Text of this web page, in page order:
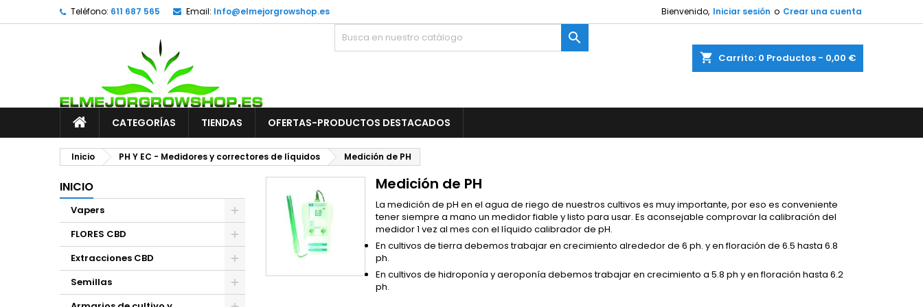
Teléfono: 611 687 565 Email: Info@elmejorgrowshop.es Bienvenido, Iniciar sesión o Crear una cuenta
shopping_cart Carrito: 0 Productos - 0,00 €

CATEGORÍAS TIENDAS OFERTAS-PRODUCTOS DESTACADOS
Inicio PH Y EC - Medidores y correctores de líquidos Medición de PH
INICIO
Vapers
FLORES CBD
Extracciones CBD
Semillas
Medición de PH
La medición de pH en el agua de riego de nuestros cultivos es muy importante, por eso es conveniente
tener siempre a mano un medidor fiable y listo para usar. Es aconsejable comprovar la calibración del
medidor 1 vez al mes con el líquido calibrador de pH.
En cultivos de tierra debemos trabajar en crecimiento alrededor de 6 ph. y en floración de 6.5 hasta 6.8
ph.
En cultivos de hidroponía y aeroponía debemos trabajar en crecimiento a 5.8 ph y en floración hasta 6.2
ph.